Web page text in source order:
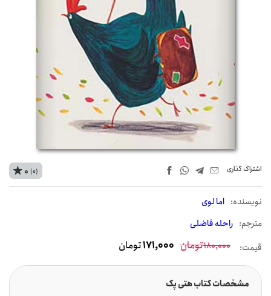
اشتراک‌ گذاری
نويسنده: اما لوی
مترجم: راحله فاضلی
0 (0)
قیمت: 180,000تومان 171,000تومان
مشخصات کتاب هتی پک